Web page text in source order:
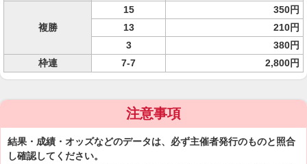
複勝
15
350円
13
210円
3
380円
枠連
7-7 2,800円
注意事項
結果・成績・オッズなどのデータは、必ず主催者発行のものと照合
し確認してください。